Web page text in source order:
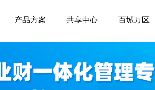
产品方案 共享中心 百城万区